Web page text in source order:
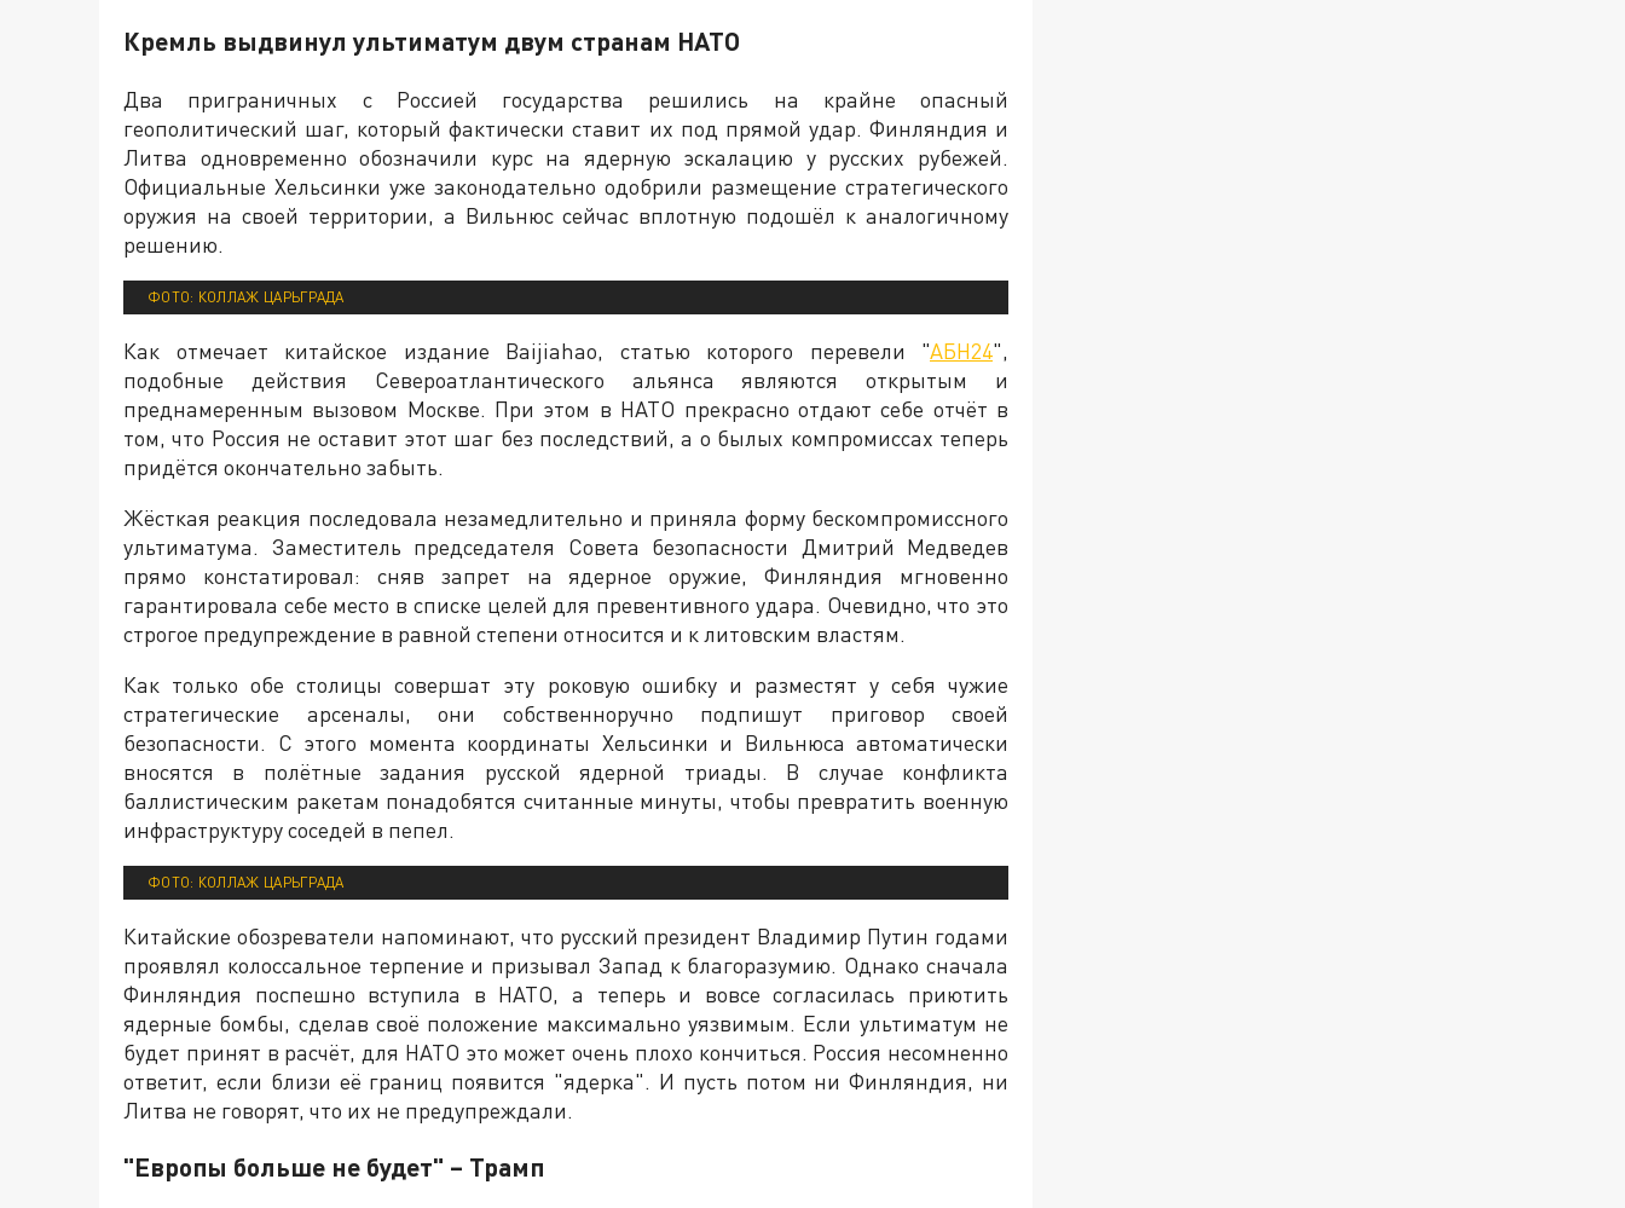
Кремль выдвинул ультиматум двум странам НАТО
Два приграничных с Россией государства решились на крайне опасный
геополитический шаг, который фактически ставит их под прямой удар. Финляндия и
Литва одновременно обозначили курс на ядерную эскалацию у русских рубежей.
Официальные Хельсинки уже законодательно одобрили размещение стратегического
оружия на своей территории, а Вильнюс сейчас вплотную подошёл к аналогичному
решению.
ФОТО: КОЛЛАЖ ЦАРЬГРАДА
Как отмечает китайское издание Baijiahao, статью которого перевели "АБН24",
подобные действия Североатлантического альянса являются открытым и
преднамеренным вызовом Москве. При этом в НАТО прекрасно отдают себе отчёт в
том, что Россия не оставит этот шаг без последствий, а о былых компромиссах теперь
придётся окончательно забыть.
Жёсткая реакция последовала незамедлительно и приняла форму бескомпромиссного
ультиматума. Заместитель председателя Совета безопасности Дмитрий Медведев
прямо констатировал: сняв запрет на ядерное оружие, Финляндия мгновенно
гарантировала себе место в списке целей для превентивного удара. Очевидно, что это
строгое предупреждение в равной степени относится и к литовским властям.
Как только обе столицы совершат эту роковую ошибку и разместят у себя чужие
стратегические арсеналы, они собственноручно подпишут приговор своей
безопасности. С этого момента координаты Хельсинки и Вильнюса автоматически
вносятся в полётные задания русской ядерной триады. В случае конфликта
баллистическим ракетам понадобятся считанные минуты, чтобы превратить военную
инфраструктуру соседей в пепел.
ФОТО: КОЛЛАЖ ЦАРЬГРАДА
Китайские обозреватели напоминают, что русский президент Владимир Путин годами
проявлял колоссальное терпение и призывал Запад к благоразумию. Однако сначала
Финляндия поспешно вступила в НАТО, а теперь и вовсе согласилась приютить
ядерные бомбы, сделав своё положение максимально уязвимым. Если ультиматум не
будет принят в расчёт, для НАТО это может очень плохо кончиться. Россия несомненно
ответит, если близи её границ появится "ядерка". И пусть потом ни Финляндия, ни
Литва не говорят, что их не предупреждали.
"Европы больше не будет" – Трамп